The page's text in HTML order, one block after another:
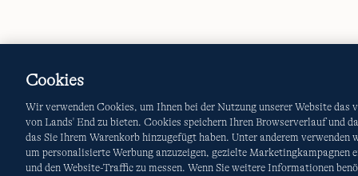
Cookies
Wir verwenden Cookies, um Ihnen bei der Nutzung unserer Website das
von Lands' End zu bieten. Cookies speichern Ihren Browserverlauf und
das Sie Ihrem Warenkorb hinzugefügt haben. Unter anderem verwenden
um personalisierte Werbung anzuzeigen, gezielte Marketingkampagnen
und den Website-Traffic zu messen. Wenn Sie weitere Informationen